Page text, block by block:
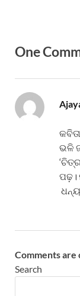
One
ଭଳି
ପଢ଼।
Comments are
Search